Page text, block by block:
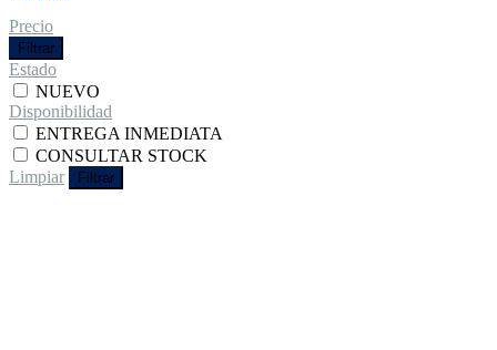
Precio
Filtrar
Estado
NUEVO
Disponibilidad
ENTREGA INMEDIATA
CONSULTAR STOCK
Limpiar
Filtrar